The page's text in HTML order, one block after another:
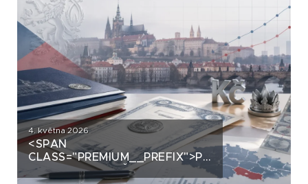
4. května 2026
<SPAN
CLASS="PREMIUM__PREFIX">PREMIUM</
POZNAT ZDRAVĚ